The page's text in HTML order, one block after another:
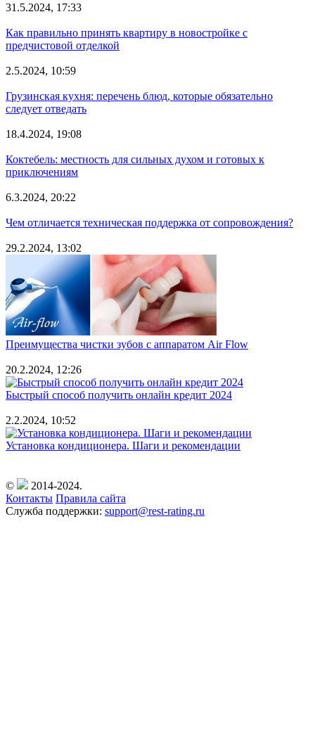
31.5.2024, 17:33
Как правильно принять квартиру в новостройке с
предчистовой отделкой
2.5.2024, 10:59
Грузинская кухня: перечень блюд, которые обязательно
следует отведать
18.4.2024, 19:08
Коктебель: местность для сильных духом и готовых к
приключениям
6.3.2024, 20:22
Чем отличается техническая поддержка от сопровождения?
29.2.2024, 13:02
Преимущества чистки зубов с аппаратом Air Flow
20.2.2024, 12:26
Быстрый способ получить онлайн кредит 2024
2.2.2024, 10:52
Установка кондиционера. Шаги и рекомендации
©
2014-2024.
Контакты Правила сайта
Служба поддержки: support@rest-rating.ru